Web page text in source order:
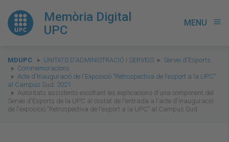
Memòria Digital
UPC
MENU menu
You
are
here:
MDUPC UNITATS D'ADMINISTRACIÓ I SERVEIS
Servei d'Esports
Commemoracions
Acte d'Inauguració de l'Exposició "Retrospectiva de l'esport a la UPC"
al Campus Sud. 2021
Autoritats assistents escoltant les explicacions d'una component del
Servei d'Esports de la UPC al costat de l'entrada a l'acte d'inauguració
de l'exposició "Retrospectiva de l'esport a la UPC" al Campus Sud